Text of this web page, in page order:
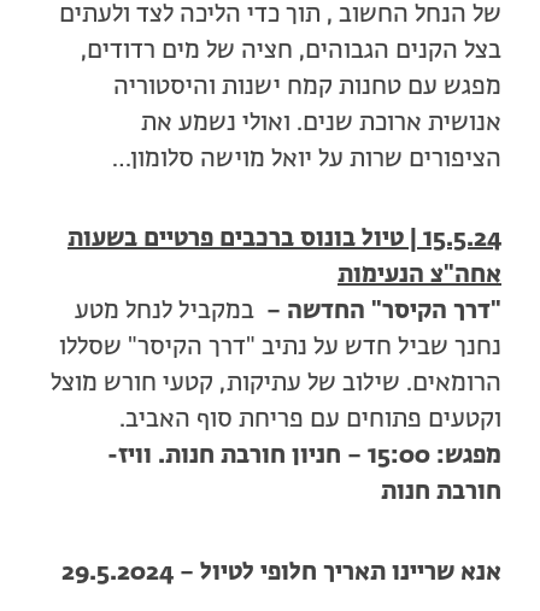
של הנחל החשוב , תוך כדי הליכה לצד ולעתים
בצל הקנים הגבוהים, חציה של מים רדודים,
מפגש עם טחנות קמח ישנות והיסטוריה
אנושית ארוכת שנים. ואולי נשמע את
הציפורים שרות על יואל מוישה סלומון…
15.5.24 | טיול בונוס ברכבים פרטיים בשעות
אחה"צ הנעימות
"דרך הקיסר" החדשה – במקביל לנחל מטע
נחנך שביל חדש על נתיב "דרך הקיסר" שסללו
הרומאים. שילוב של עתיקות, קטעי חורש מוצל
וקטעים פתוחים עם פריחת סוף האביב.
מפגש: 15:00 – חניון חורבת חנות. וויז-
חורבת חנות
אנא שריינו תאריך חלופי לטיול – 29.5.2024